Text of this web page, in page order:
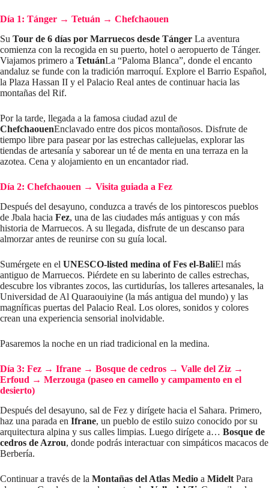
Día 1: Tánger → Tetuán → Chefchaouen
Su Tour de 6 días por Marruecos desde Tánger La aventura
comienza con la recogida en su puerto, hotel o aeropuerto de Tánger.
Viajamos primero a TetuánLa “Paloma Blanca”, donde el encanto
andaluz se funde con la tradición marroquí. Explore el Barrio Español,
la Plaza Hassan II y el Palacio Real antes de continuar hacia las
montañas del Rif.
Por la tarde, llegada a la famosa ciudad azul de
ChefchaouenEnclavado entre dos picos montañosos. Disfrute de
tiempo libre para pasear por las estrechas callejuelas, explorar las
tiendas de artesanía y saborear un té de menta en una terraza en la
azotea. Cena y alojamiento en un encantador riad.
Día 2: Chefchaouen → Visita guiada a Fez
Después del desayuno, conduzca a través de los pintorescos pueblos
de Jbala hacia Fez, una de las ciudades más antiguas y con más
historia de Marruecos. A su llegada, disfrute de un descanso para
almorzar antes de reunirse con su guía local.
Sumérgete en el UNESCO-listed medina of Fes el-BaliEl más
antiguo de Marruecos. Piérdete en su laberinto de calles estrechas,
descubre los vibrantes zocos, las curtidurías, los talleres artesanales, la
Universidad de Al Quaraouiyine (la más antigua del mundo) y las
magníficas puertas del Palacio Real. Los olores, sonidos y colores
crean una experiencia sensorial inolvidable.
Pasaremos la noche en un riad tradicional en la medina.
Día 3: Fez → Ifrane → Bosque de cedros → Valle del Ziz →
Erfoud → Merzouga (paseo en camello y campamento en el
desierto)
Después del desayuno, sal de Fez y dirígete hacia el Sahara. Primero,
haz una parada en Ifrane, un pueblo de estilo suizo conocido por su
arquitectura alpina y sus calles limpias. Luego dirígete a… Bosque de
cedros de Azrou, donde podrás interactuar con simpáticos macacos de
Berbería.
Continuar a través de la Montañas del Atlas Medio a Midelt Para